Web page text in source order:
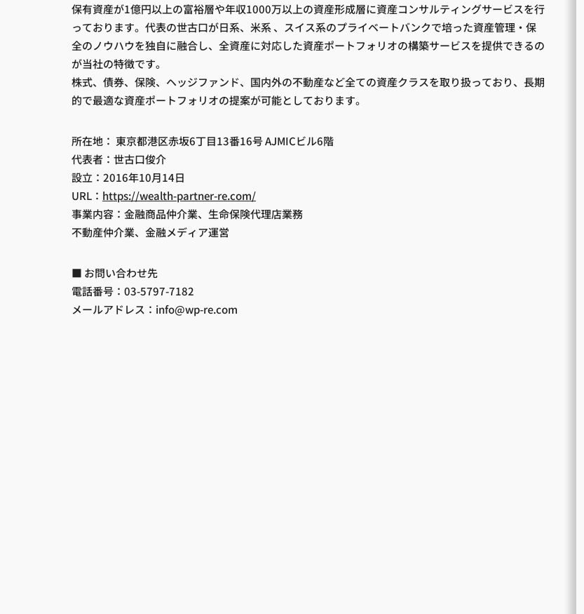
保有資産が1億円以上の富裕層や年収1000万以上の資産形成層に資産コンサルティングサービスを行
っております。代表の世古口が日系、米系 、スイス系のプライベートバンクで培った資産管理・保
全のノウハウを独自に融合し、全資産に対応した資産ポートフォリオの構築サービスを提供できるの
が当社の特徴です。
株式、債券、保険、ヘッジファンド、国内外の不動産など全ての資産クラスを取り扱っており、長期
的で最適な資産ポートフォリオの提案が可能としております。
所在地： 東京都港区赤坂6丁目13番16号 AJMICビル6階
代表者：世古口俊介
設立：2016年10月14日
URL： https://wealth-partner-re.com/
事業内容：金融商品仲介業、生命保険代理店業務
不動産仲介業、金融メディア運営
■ お問い合わせ先
電話番号：03-5797-7182
メールアドレス：info@wp-re.com